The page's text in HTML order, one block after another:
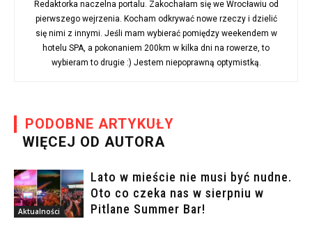
Redaktorka naczelna portalu. Zakochałam się we Wrocławiu od
pierwszego wejrzenia. Kocham odkrywać nowe rzeczy i dzielić
się nimi z innymi. Jeśli mam wybierać pomiędzy weekendem w
hotelu SPA, a pokonaniem 200km w kilka dni na rowerze, to
wybieram to drugie :) Jestem niepoprawną optymistką.
PODOBNE ARTYKUŁY
WIĘCEJ OD AUTORA
Aktualności
Lato w mieście nie musi być nudne.
Oto co czeka nas w sierpniu w
Pitlane Summer Bar!